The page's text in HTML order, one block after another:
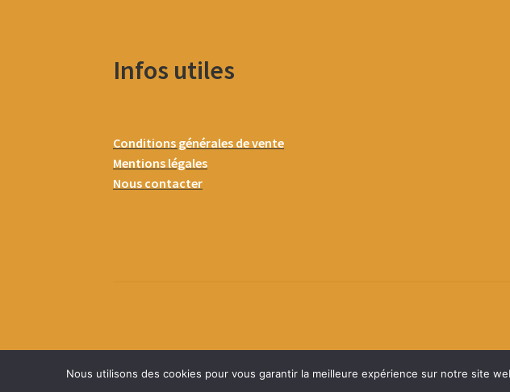
Infos utiles
Conditions générales de vente
Mentions légales
Nous contacter
Nous utilisons des cookies pour vous garantir la meilleure expérience sur notre site